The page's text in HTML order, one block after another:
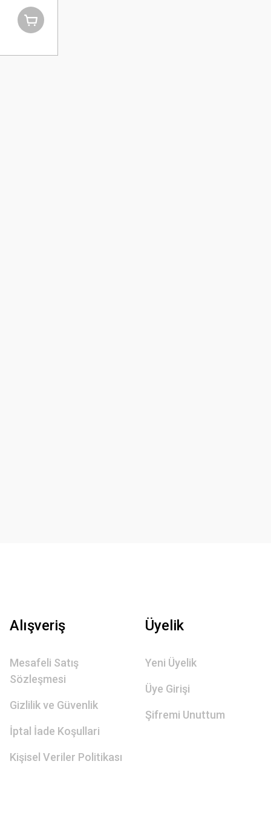
Alışveriş
Mesafeli Satış
Sözleşmesi
Gizlilik ve Güvenlik
İptal İade Koşullari
Kişisel Veriler Politikası
Üyelik
Yeni Üyelik
Üye Girişi
Şifremi Unuttum